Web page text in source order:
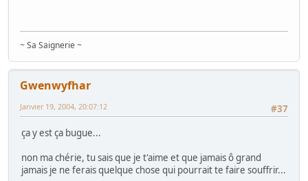
~ Sa Saignerie ~
Gwenwyfhar
#37
Janvier 19, 2004, 20:07:12
ça y est ça bugue...
non ma chérie, tu sais que je t'aime et que jamais ô grand
jamais je ne ferais quelque chose qui pourrait te faire souffrir...